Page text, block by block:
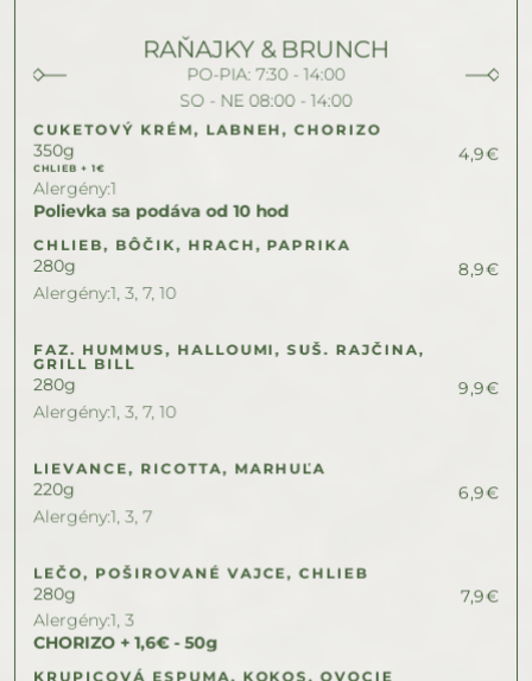
RAŇAJKY & BRUNCH
PO-PIA: 7:30 - 14:00
SO - NE 08:00 - 14:00
CUKETOVÝ KRÉM, LABNEH, CHORIZO
350g 4,9€
CHLIEB + 1€
Alergény:1
Polievka sa podáva od 10 hod
CHLIEB, BÔČIK, HRACH, PAPRIKA
280g 8,9€
Alergény:1, 3, 7, 10
FAZ. HUMMUS, HALLOUMI, SUŠ. RAJČINA,
GRILL BILL
280g 9,9€
Alergény:1, 3, 7, 10
LIEVANCE, RICOTTA, MARHUĽA
220g 6,9€
Alergény:1, 3, 7
LEČO, POŠIROVANÉ VAJCE, CHLIEB
280g 7,9€
Alergény:1, 3
CHORIZO + 1,6€ - 50g
KRUPICOVÁ ESPUMA, KOKOS, OVOCIE